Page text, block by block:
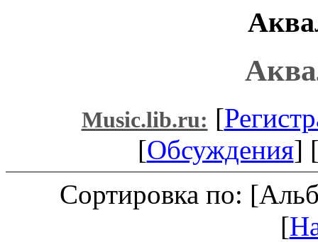
Music.lib.ru: [
[Обсуждения]
Сортировка по:
[